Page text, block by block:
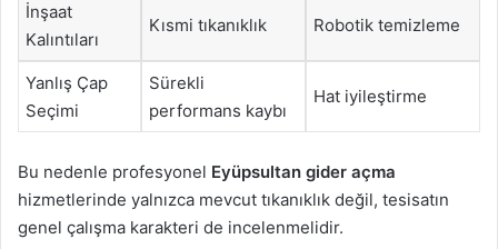
İnşaat
Kalıntıları
Kısmi tıkanıklık Robotik temizleme
Yanlış Çap
Seçimi
Sürekli
performans kaybı
Hat iyileştirme
Bu nedenle profesyonel Eyüpsultan gider açma
hizmetlerinde yalnızca mevcut tıkanıklık değil, tesisatın
genel çalışma karakteri de incelenmelidir.